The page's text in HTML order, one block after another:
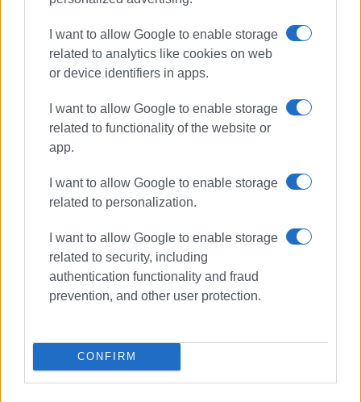
I want to allow Google to enable storage
related to analytics like cookies on web
or device identifiers in apps.
I want to allow Google to enable storage
related to functionality of the website or
app.
I want to allow Google to enable storage
related to personalization.
I want to allow Google to enable storage
related to security, including
authentication functionality and fraud
prevention, and other user protection.
CONFIRMΚΕΡΚΥΡΑ